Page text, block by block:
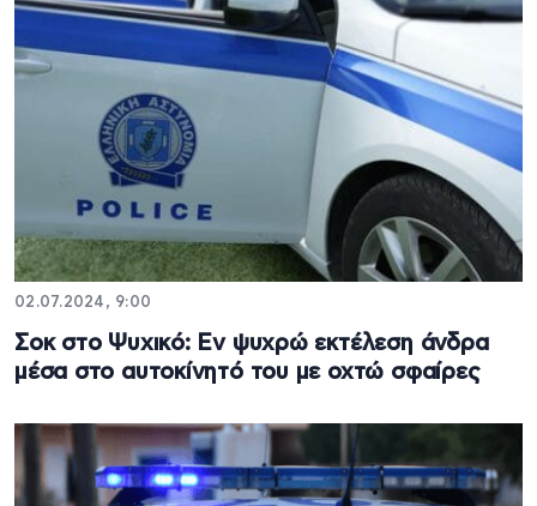
02.07.2024, 9:00
Σοκ στο Ψυχικό: Εν ψυχρώ εκτέλεση άνδρα
μέσα στο αυτοκίνητό του με οχτώ σφαίρες